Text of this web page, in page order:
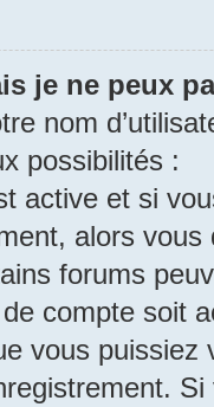
je ne peux
nom
possibilités :
active et si
alors
forums
compte soit
vous